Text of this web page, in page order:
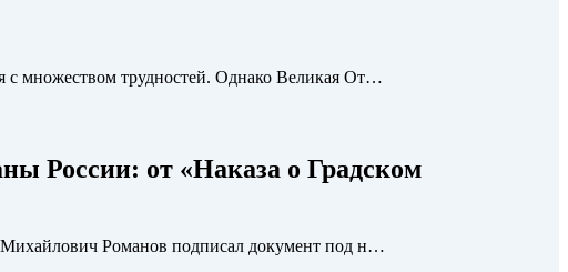
с множеством трудностей. Однако Великая От…
России: от «Наказа о Градском
Михайлович Романов подписал документ под н…